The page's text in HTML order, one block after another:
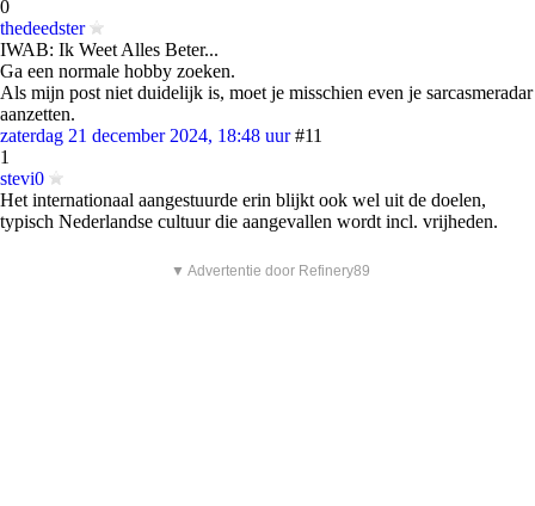
0
thedeedster
IWAB: Ik Weet Alles Beter...
Ga een normale hobby zoeken.
Als mijn post niet duidelijk is, moet je misschien even je sarcasmeradar
aanzetten.
zaterdag 21 december 2024, 18:48 uur #11
1
stevi0
Het internationaal aangestuurde erin blijkt ook wel uit de doelen,
typisch Nederlandse cultuur die aangevallen wordt incl. vrijheden.
▼ Advertentie door Refinery89